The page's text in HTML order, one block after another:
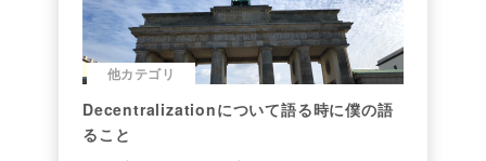
他カテゴリ
Decentralizationについて語る時に僕の語
ること